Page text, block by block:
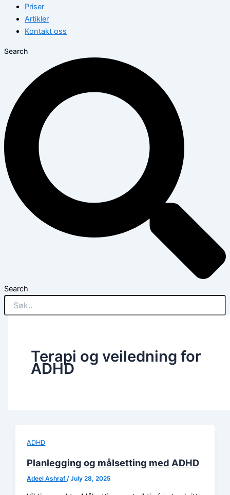
Priser
Artikler
Kontakt oss
Search
Search
Terapi og veiledning for
ADHD
ADHD
Planlegging og målsetting med ADHD
Adeel Ashraf /July 28, 2025